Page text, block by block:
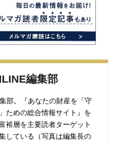
編集部
部。『あなたの財産を「守
ための総合情報サイト』を
裕層を主要読者ターゲット
している（写真は編集長の